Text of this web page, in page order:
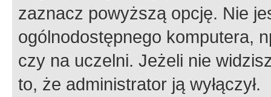
zaznacz powyższą opcję. Nie
ogólnodostępnego komputera,
czy na uczelni. Jeżeli nie
to, że administrator ją wyłączył.